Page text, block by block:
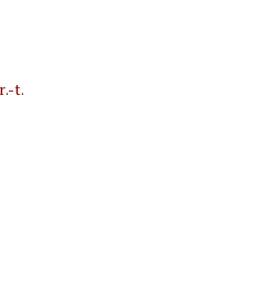
t.